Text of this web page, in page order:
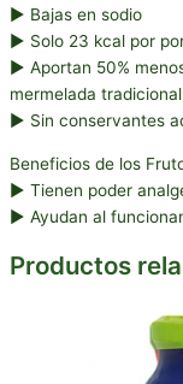
► Bajas en sodio
► Solo 23 kcal por
► Aportan 50%
mermelada tradicional
► Sin conservantes
Beneficios de los
► Tienen poder
► Ayudan al
Productos